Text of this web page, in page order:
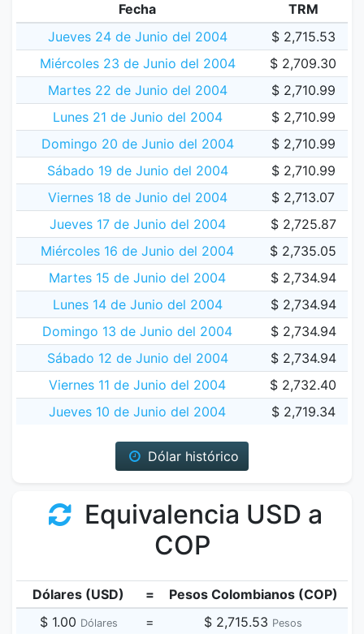
Fecha
TRM
Jueves 24 de Junio del 2004
$ 2,715.53
Miércoles 23 de Junio del 2004
$ 2,709.30
Martes 22 de Junio del 2004
$ 2,710.99
Lunes 21 de Junio del 2004
$ 2,710.99
Domingo 20 de Junio del 2004
$ 2,710.99
Sábado 19 de Junio del 2004
$ 2,710.99
Viernes 18 de Junio del 2004
$ 2,713.07
Jueves 17 de Junio del 2004
$ 2,725.87
Miércoles 16 de Junio del 2004
$ 2,735.05
Martes 15 de Junio del 2004
$ 2,734.94
Lunes 14 de Junio del 2004
$ 2,734.94
Domingo 13 de Junio del 2004
$ 2,734.94
Sábado 12 de Junio del 2004
$ 2,734.94
Viernes 11 de Junio del 2004
$ 2,732.40
Jueves 10 de Junio del 2004
$ 2,719.34
Dólar histórico
Equivalencia USD a
COP
Dólares (USD) =
Pesos Colombianos (COP)
$ 1.00 Dólares = $ 2,715.53 Pesos